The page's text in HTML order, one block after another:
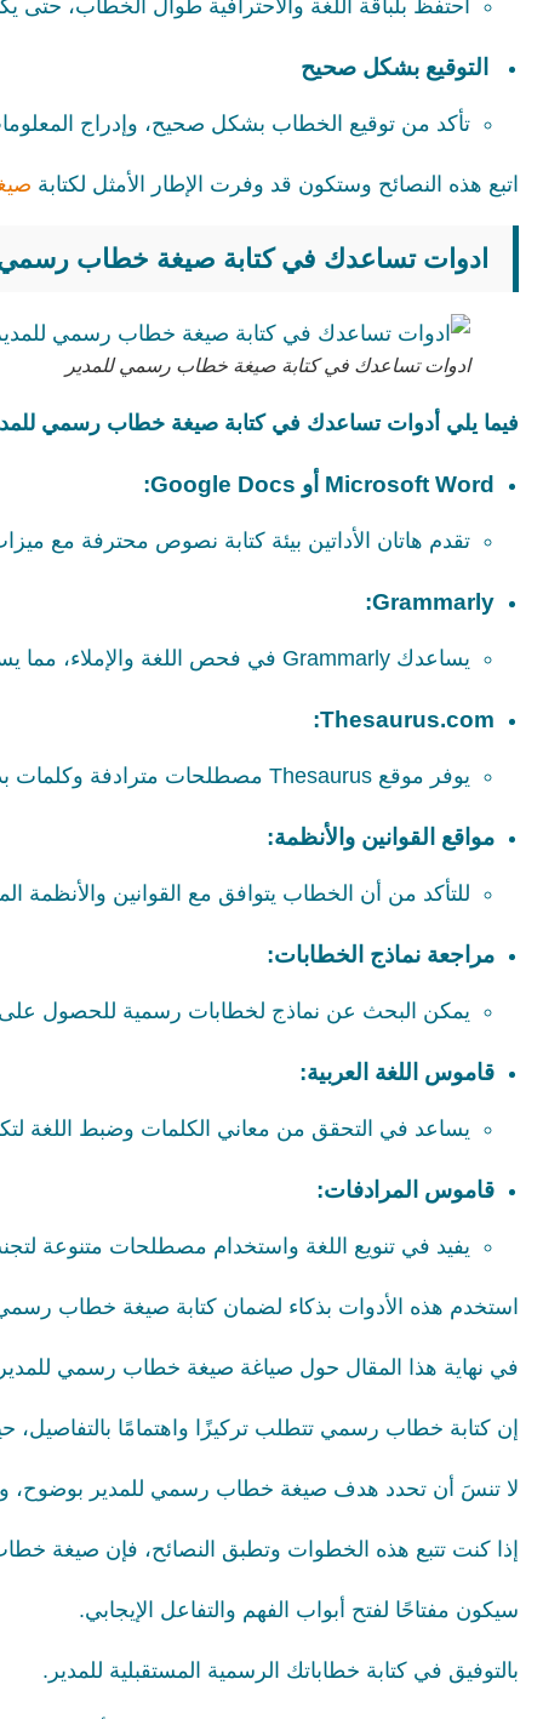
احتفظ بلباقة اللغة والاحترافية طوال الخطاب، حتى
التوقيع بشكل صحيح
تأكد من توقيع الخطاب بشكل صحيح، وإدراج
اتبع هذه النصائح وستكون قد وفرت الإطار الأمثل لكتابة
ادوات تساعدك في كتابة صيغة خطاب رسمي
ادوات تساعدك في كتابة صيغة خطاب رسمي للمدير
فيما يلي أدوات تساعدك في كتابة صيغة خطاب رسمي
Microsoft Word أو Google Docs:
تقدم هاتان الأداتين بيئة كتابة نصوص محترفة مع
Grammarly:
يساعدك Grammarly في فحص اللغة والإملاء، مما يساعد في تجنب الأخطاء اللغوية.
Thesaurus.com:
يوفر موقع Thesaurus مصطلحات مترادفة وكلمات بديلة، مما يثري لغتك ويجعل الخطاب أكثر تنوعًا.
مواقع القوانين والأنظمة:
للتأكد من أن الخطاب يتوافق مع القوانين والأنظمة
مراجعة نماذج الخطابات:
يمكن البحث عن نماذج لخطابات رسمية للحصول
قاموس اللغة العربية:
يساعد في التحقق من معاني الكلمات وضبط اللغة
قاموس المرادفات:
يفيد في تنويع اللغة واستخدام مصطلحات متنوعة
استخدم هذه الأدوات بذكاء لضمان كتابة صيغة خطاب
في نهاية هذا المقال حول صياغة صيغة خطاب رسمي
إن كتابة خطاب رسمي تتطلب تركيزًا واهتمامًا بالتفاصيل،
لا تنسَ أن تحدد هدف صيغة خطاب رسمي للمدير بوضوح،
إذا كنت تتبع هذه الخطوات وتطبق النصائح، فإن صيغة
سيكون مفتاحًا لفتح أبواب الفهم والتفاعل الإيجابي.
بالتوفيق في كتابة خطاباتك الرسمية المستقبلية للمدير.